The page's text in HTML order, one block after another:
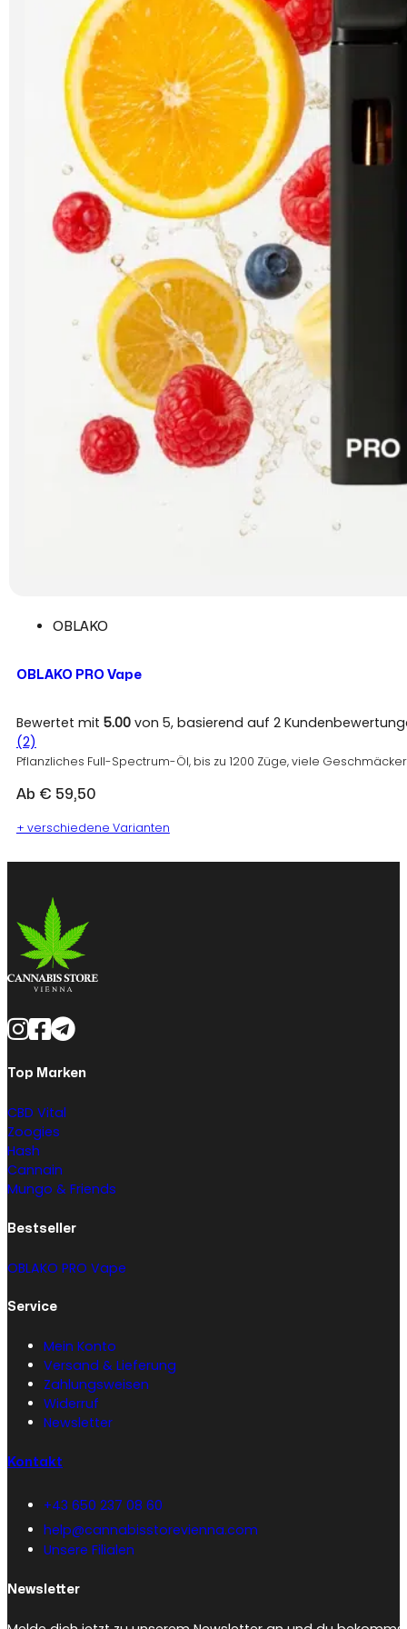
OBLAKO
OBLAKO PRO Vape
Bewertet mit 5.00von 5, basierend auf 2
(2)
Pflanzliches Full-Spectrum-Öl, bis zu 1200 Züge, viele Geschmäcker
Ab € 59,50
+ verschiedene Varianten
Top Marken
CBD Vital
Zoogies
Hash
Cannain
Mungo & Friends
Bestseller
OBLAKO PRO Vape
Service
Mein Konto
Versand & Lieferung
Zahlungsweisen
Widerruf
Newsletter
Kontakt
+43 650 237 08 60
help@cannabisstorevienna.com
Unsere Filialen
Newsletter